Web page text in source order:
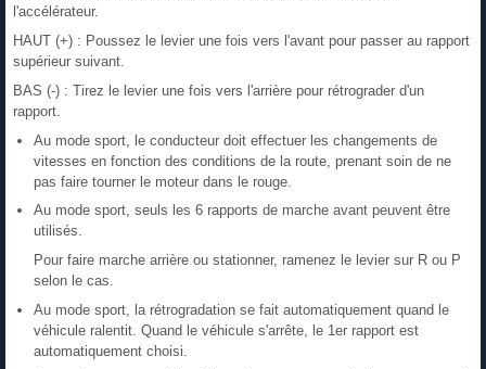
l'accélérateur.
HAUT (+) : Poussez le levier une fois vers l'avant pour passer au rapport
supérieur suivant.
BAS (-) : Tirez le levier une fois vers l'arrière pour rétrograder d'un
rapport.
Au mode sport, le conducteur doit effectuer les changements de
vitesses en fonction des conditions de la route, prenant soin de ne
pas faire tourner le moteur dans le rouge.
Au mode sport, seuls les 6 rapports de marche avant peuvent être
utilisés.
Pour faire marche arrière ou stationner, ramenez le levier sur R ou P
selon le cas.
Au mode sport, la rétrogradation se fait automatiquement quand le
véhicule ralentit. Quand le véhicule s'arrête, le 1er rapport est
automatiquement choisi.